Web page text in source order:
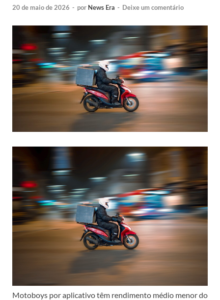
20 de maio de 2026 - por News Era - Deixe um comentário
Motoboys por aplicativo têm rendimento médio menor do